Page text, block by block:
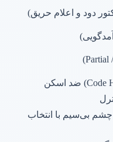
دود و اعلام حریق)
چشم بی‌سیم با انتخاب